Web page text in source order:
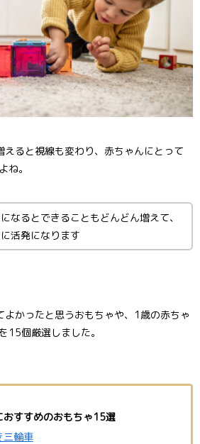
えると視線も変わり、赤ちゃんにとって
ね。
なるとできることもどんどん増えて、
活発になります
かったと思うおもちゃや、1歳の赤ちゃ
15個厳選しました。
おすすめのおもちゃ15選
三輪車